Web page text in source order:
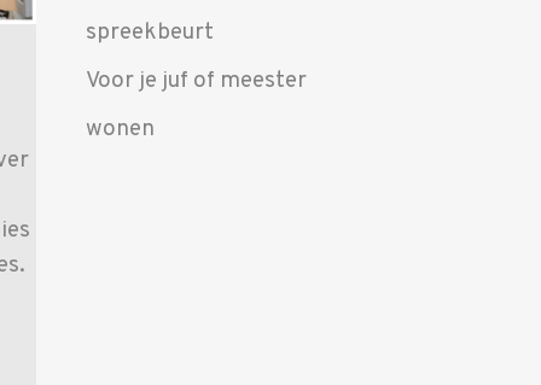
spreekbeurt
Voor je juf of meester
wonen